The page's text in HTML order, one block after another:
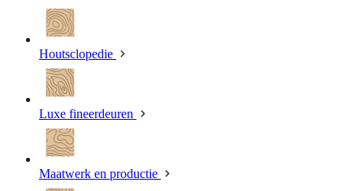
Houtsclopedie
Luxe fineerdeuren
Maatwerk en productie